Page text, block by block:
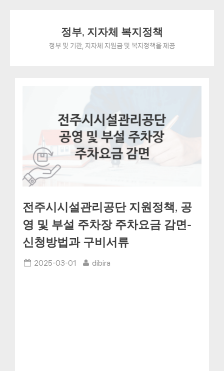
정부, 지자체 복지정책
정부 및 기관, 지자체 지원금 및 복지정책을 제공
전주시시설관리공단 지원정책, 공
영 및 부설 주차장 주차요금 감면-
신청방법과 구비서류
Posted
2025-03-01 By
dibira